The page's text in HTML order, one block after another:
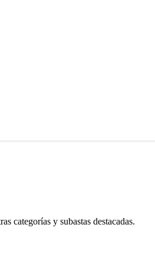
categorías y subastas destacadas.